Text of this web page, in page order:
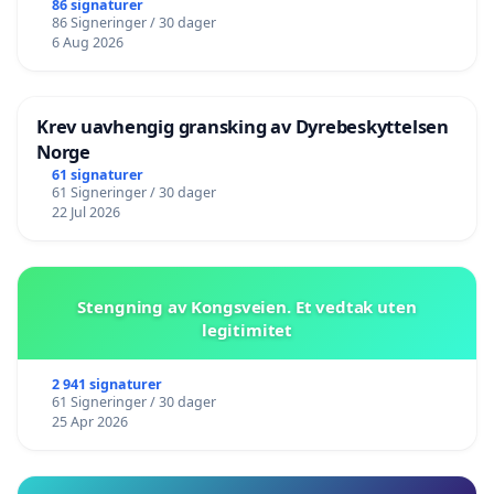
86 signaturer
86 Signeringer / 30 dager
6 Aug 2026
Krev uavhengig gransking av Dyrebeskyttelsen
Norge
61 signaturer
61 Signeringer / 30 dager
22 Jul 2026
Stengning av Kongsveien. Et vedtak uten
legitimitet
2 941 signaturer
61 Signeringer / 30 dager
25 Apr 2026